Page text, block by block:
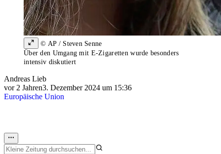
© AP / Steven Senne
Über den Umgang mit E-Zigaretten wurde besonders
intensiv diskutiert
Andreas Lieb
vor 2 Jahren3. Dezember 2024 um 15:36
Europäische Union